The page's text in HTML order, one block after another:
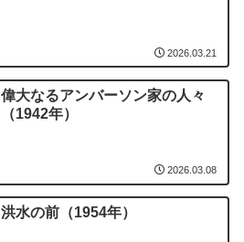
2026.03.21
偉大なるアンバーソン家の人々
（1942年）
2026.03.08
洪水の前（1954年）